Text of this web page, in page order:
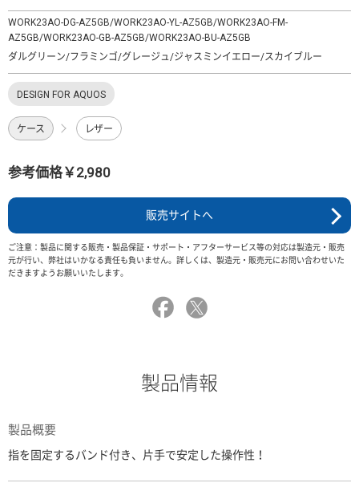
WORK23AO-DG-AZ5GB/WORK23AO-YL-AZ5GB/WORK23AO-FM-
AZ5GB/WORK23AO-GB-AZ5GB/WORK23AO-BU-AZ5GB
ダルグリーン/フラミンゴ/グレージュ/ジャスミンイエロー/スカイブルー
DESIGN FOR AQUOS
ケース レザー
参考価格￥2,980
販売サイトへ
ご注意：製品に関する販売・製品保証・サポート・アフターサービス等の対応は製造元・販売
元が行い、弊社はいかなる責任も負いません。詳しくは、製造元・販売元にお問い合わせいた
だきますようお願いいたします。
製品情報
製品概要
指を固定するバンド付き、片手で安定した操作性！